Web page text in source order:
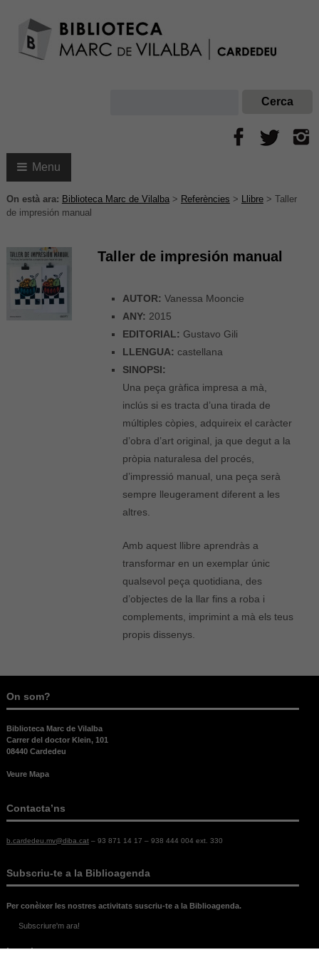
Menu
On està ara: Biblioteca Marc de Vilalba> Referències > Llibre> Taller
de impresión manual
Taller de impresión manual
AUTOR: Vanessa Mooncie
ANY: 2015
EDITORIAL: Gustavo Gili
LLENGUA: castellana
SINOPSI:
Una peça gràfica impresa a mà,
inclús si es tracta d’una tirada de
múltiples còpies, adquireix el caràcter
d’obra d’art original, ja que degut a la
pròpia naturalesa del procés,
d’impressió manual, una peça serà
sempre lleugerament diferent a les
altres.
Amb aquest llibre aprendràs a
transformar en un exemplar únic
qualsevol peça quotidiana, des
d’objectes de la llar fins a roba i
complements, imprimint a mà els teus
propis dissenys.
On som?
Biblioteca Marc de Vilalba
Carrer del doctor Klein, 101
08440 Cardedeu
Veure Mapa
Contacta’ns
b.cardedeu.mv@diba.cat– 93 871 14 17 – 938 444 004 ext. 330
Subscriu-te a la Biblioagenda
Per conèixer les nostres activitats suscriu-te a la Biblioagenda.
Subscriure'm ara!
Legal
Necessàries
Aquestes
cookies no
són